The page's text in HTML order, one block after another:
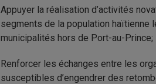
Appuyer la réalisation d’activités
segments de la population haïtienne
municipalités hors de Port-au-Prince;
Renforcer les échanges entre les
susceptibles d’engendrer des